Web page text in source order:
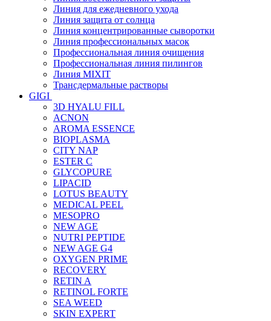
Линия для ежедневного ухода
Линия защита от солнца
Линия концентрированные сыворотки
Линия профессиональных масок
Профессиональная линия очищения
Профессиональная линия пилингов
Линия MIXIT
Трансдермальные растворы
GIGI
3D HYALU FILL
ACNON
AROMA ESSENCE
BIOPLASMA
CITY NAP
ESTER C
GLYCOPURE
LIPACID
LOTUS BEAUTY
MEDICAL PEEL
MESOPRO
NEW AGE
NUTRI PEPTIDE
NEW AGE G4
OXYGEN PRIME
RECOVERY
RETIN A
RETINOL FORTE
SEA WEED
SKIN EXPERT